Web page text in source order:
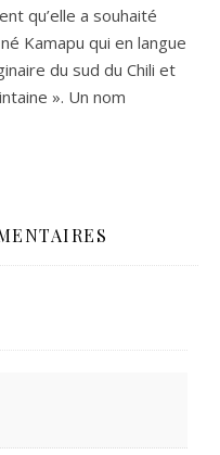
qu’elle a souhaité
Kamapu qui en langue
du sud du Chili et
». Un nom